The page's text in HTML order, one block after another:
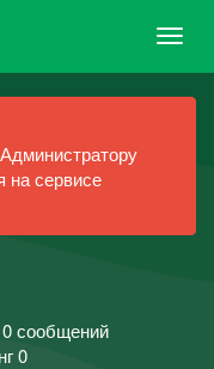
на сервисе
0 сообщений
0